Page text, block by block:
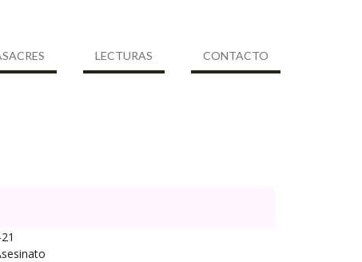
LECTURAS CONTACTO